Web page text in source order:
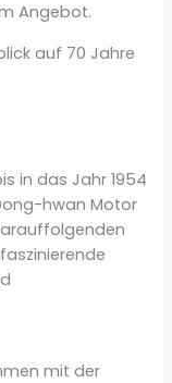
Angebot.
auf 70 Jahre
in das Jahr 1954
hwan Motor
mit der